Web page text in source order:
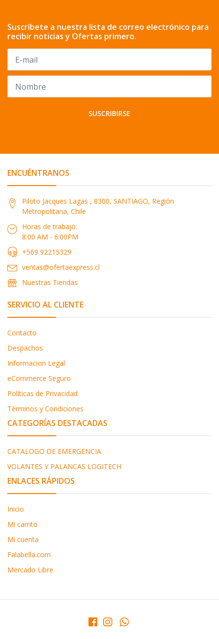
Suscríbete a nuestra lista de correo electrónico para
recibir noticias y Ofertas primero.
SUSCRIBIRSE
ENCUÉNTRANOS
Piloto Jacques Lagas , 8300, SANTIAGO, Región
Metropolitana, Chile
Horas de trabajo:
8:00 AM - 6:00PM
+569 92215329
ventas@ofertaexpress.cl
Nuestras Tiendas
SERVICIO AL CLIENTE
Contacto
Despachos
Informacion Legal
eCommerce Seguro
Políticas de Privacidad
Términos y Condiciones
CATEGORÍAS DESTACADAS
CATALOGO DE EMERGENCIA
VOLANTES Y PALANCAS LOGITECH
ENLACES RÁPIDOS
Inicio
Mi carrito
Mi cuenta
Falabella.com
Mercado Libre